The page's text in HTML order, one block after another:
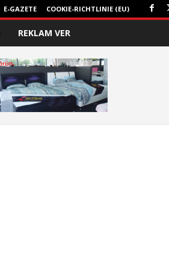
E-GAZETE COOKIE-RICHTLINIE (EU)
REKLAM VER